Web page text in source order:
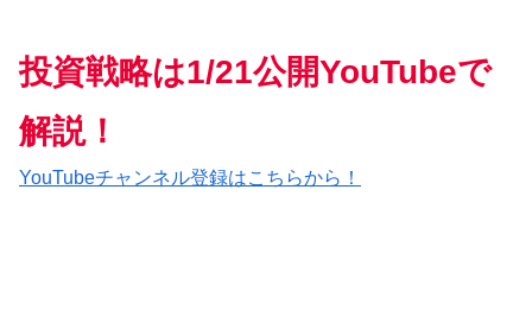
投資戦略は1/21公開YouTubeで
解説！
YouTubeチャンネル登録はこちらから！